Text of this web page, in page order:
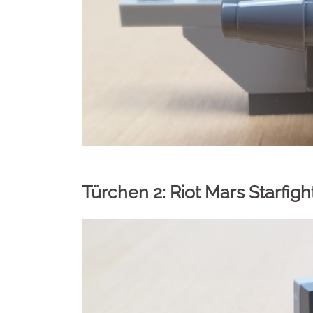
Türchen 2: Riot Mars